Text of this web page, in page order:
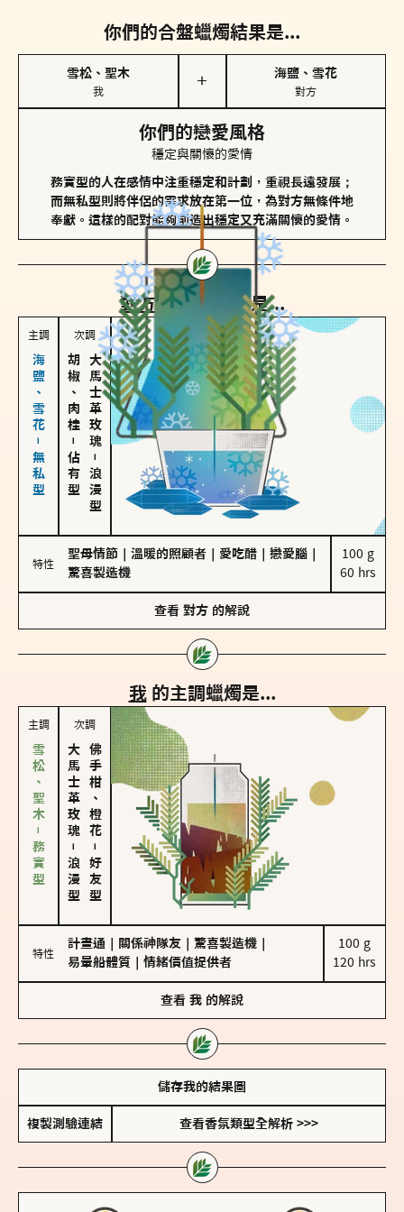
你們的合盤蠟燭結果是...
雪松、聖木
我
＋
海鹽、雪花
對方
你們的戀愛風格
穩定與關懷的愛情
務實型的人在感情中注重穩定和計劃，重視長遠發展；
而無私型則將伴侶的需求放在第一位，為對方無條件地
奉獻。這樣的配對能夠創造出穩定又充滿關懷的愛情。
對方的主調蠟燭是...
主調
海鹽、雪花－無私型
次調
胡椒、肉桂
－
佔有型
大馬士革玫瑰
－
浪漫型
特性
聖母情節 溫暖的照顧者 愛吃醋 戀愛腦
驚喜製造機
100 g
60 hrs
查看 對方 的解說
我 的主調蠟燭是...
主調
雪松、聖木－務實型
次調
大馬士革玫瑰
－
浪漫型
佛手柑、橙花
－
好友型
特性
計畫通 關係神隊友 驚喜製造機
易暈船體質
情緒價值提供者
100 g
120 hrs
查看 我 的解說
儲存我的結果圖
複製測驗連結 查看香氛類型全解析 >>>